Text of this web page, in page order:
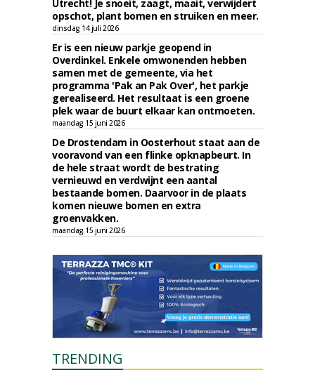
Utrecht! Je snoeit, zaagt, maait, verwijdert
opschot, plant bomen en struiken en meer.
dinsdag 14 juli 2026
Er is een nieuw parkje geopend in
Overdinkel. Enkele omwonenden hebben
samen met de gemeente, via het
programma 'Pak an Pak Over', het parkje
gerealiseerd. Het resultaat is een groene
plek waar de buurt elkaar kan ontmoeten.
maandag 15 juni 2026
De Drostendam in Oosterhout staat aan de
vooravond van een flinke opknapbeurt. In
de hele straat wordt de bestrating
vernieuwd en verdwijnt een aantal
bestaande bomen. Daarvoor in de plaats
komen nieuwe bomen en extra
groenvakken.
maandag 15 juni 2026
TRENDING